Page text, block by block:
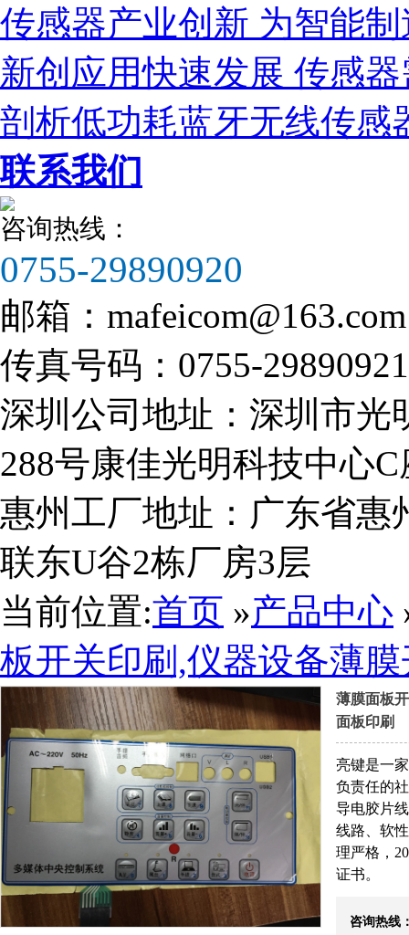
ISO9001质量管理体系认证证书中文版
传感器产业创新 为智能
新创应用快速发展 传感
剖析低功耗蓝牙无线传感
联系我们
咨询热线：
0755-29890920
邮箱： mafeicom@163.com
传真号码： 0755-29890921
深圳公司地址：深圳市光
288号康佳光明科技中心C
惠州工厂地址：广东省惠
联东U谷2栋厂房3层
当前位置:首页 »产品中心
板开关印刷,仪器设备薄
薄膜面板
面板印刷
亮键是一
负责任的
导电胶片
线路、软
理严格，
证书。
咨询热线